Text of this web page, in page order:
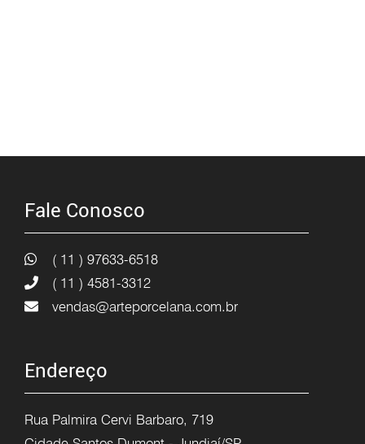
Fale Conosco
( 11 ) 97633-6518
( 11 ) 4581-3312
vendas@arteporcelana.com.br
Endereço
Rua Palmira Cervi Barbaro, 719